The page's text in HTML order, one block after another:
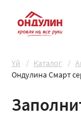
Yй Каталог
Ондулина Смарт